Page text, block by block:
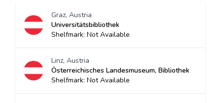
Graz, Austria
Universitätsbibliothek
Shelfmark: Not Available
Linz, Austria
Österreichisches Landesmuseum, Bibliothek
Shelfmark: Not Available